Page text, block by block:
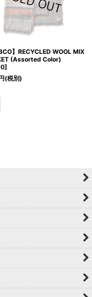
】RECYCLED WOOL MIX
(Assorted Color)
]
(税別)